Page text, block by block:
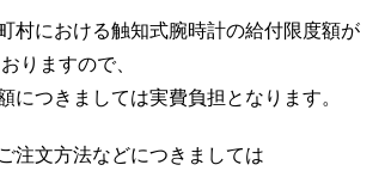
村における触知式腕時計の給付限度額が
りますので、
につきましては実費負担となります。
注文方法などにつきましては